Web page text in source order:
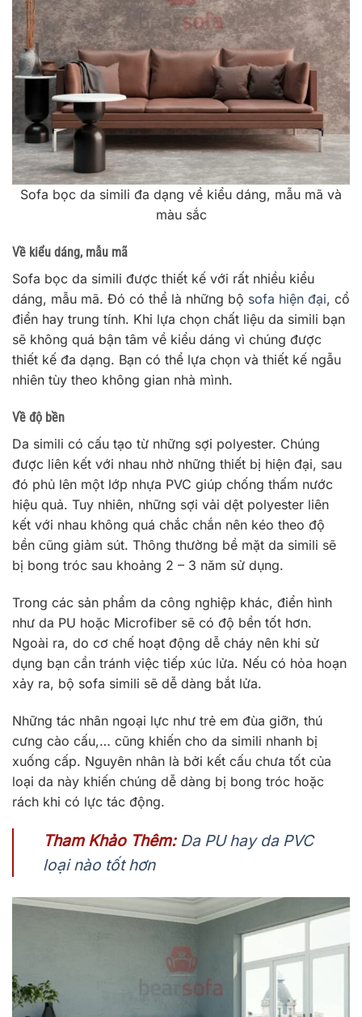
Sofa bọc da simili đa dạng về kiểu dáng, mẫu mã và
màu sắc
Về kiểu dáng, mẫu mã
Sofa bọc da simili được thiết kế với rất nhiều kiểu
dáng, mẫu mã. Đó có thể là những bộ sofa hiện đại, cổ
điển hay trung tính. Khi lựa chọn chất liệu da simili bạn
sẽ không quá bận tâm về kiểu dáng vì chúng được
thiết kế đa dạng. Bạn có thể lựa chọn và thiết kế ngẫu
nhiên tùy theo không gian nhà mình.
Về độ bền
Da simili có cấu tạo từ những sợi polyester. Chúng
được liên kết với nhau nhờ những thiết bị hiện đại, sau
đó phủ lên một lớp nhựa PVC giúp chống thấm nước
hiệu quả. Tuy nhiên, những sợi vải dệt polyester liên
kết với nhau không quá chắc chắn nên kéo theo độ
bền cũng giảm sút. Thông thường bề mặt da simili sẽ
bị bong tróc sau khoảng 2 – 3 năm sử dụng.
Trong các sản phẩm da công nghiệp khác, điển hình
như da PU hoặc Microfiber sẽ có độ bền tốt hơn.
Ngoài ra, do cơ chế hoạt động dễ cháy nên khi sử
dụng bạn cần tránh việc tiếp xúc lửa. Nếu có hỏa hoạn
xảy ra, bộ sofa simili sẽ dễ dàng bắt lửa.
Những tác nhân ngoại lực như trẻ em đùa giỡn, thú
cưng cào cấu,… cũng khiến cho da simili nhanh bị
xuống cấp. Nguyên nhân là bởi kết cấu chưa tốt của
loại da này khiến chúng dễ dàng bị bong tróc hoặc
rách khi có lực tác động.
Tham Khảo Thêm: Da PU hay da PVC
loại nào tốt hơn